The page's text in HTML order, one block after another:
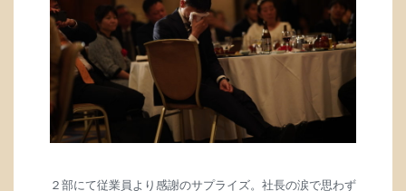
２部にて従業員より感謝のサプライズ。 社長の涙で思わず